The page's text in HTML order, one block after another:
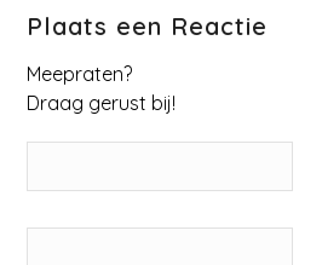
Plaats een Reactie
Meepraten?
Draag gerust bij!